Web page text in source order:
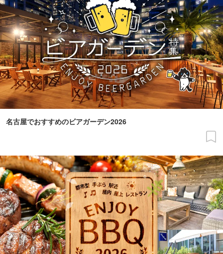
名古屋でおすすめのビアガーデン2026